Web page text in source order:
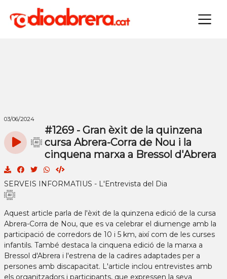
×
03/06/2024
#1269 - Gran èxit de la quinzena
cursa Abrera-Corra de Nou i la
cinquena marxa a Bressol d'Abrera
SERVEIS INFORMATIUS - L'Entrevista del Dia
Aquest article parla de l'èxit de la quinzena edició de la cursa
Abrera-Corra de Nou, que es va celebrar el diumenge amb la
participació de corredors de 10 i 5 km, així com de les curses
infantils. També destaca la cinquena edició de la marxa a
Bressol d'Abrera i l'estrena de la cadires adaptades per a
persones amb discapacitat. L'article inclou entrevistes amb
els organitzadors i participants, que expressen la seva